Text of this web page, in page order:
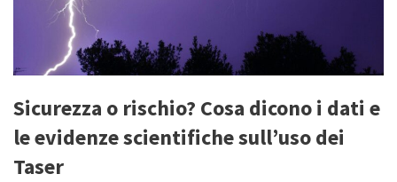
Sicurezza o rischio? Cosa dicono i dati e
le evidenze scientifiche sull’uso dei
Taser